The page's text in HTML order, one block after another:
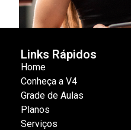
Links Rápidos
Home
Conheça a V4
Grade de Aulas
Planos
Serviços